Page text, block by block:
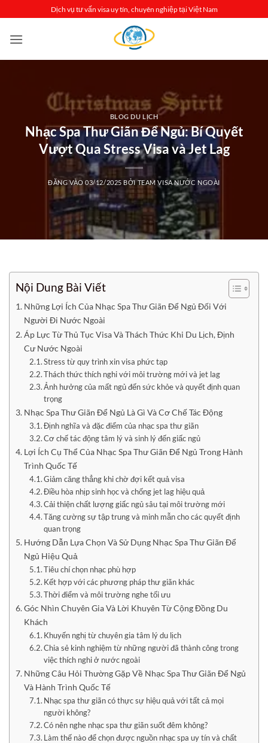
qua
nội
Dịch vụ tư vấn visa uy tín, chuyên nghiệp tại Việt Nam
BLOG DU LỊCH
Nhạc Spa Thư Giãn Để Ngủ: Bí Quyết
Vượt Qua Stress Visa và Jet Lag
ĐĂNG VÀO03/12/2025 BỞITEAM VISA NƯỚC NGOÀI
Nội Dung Bài Viết
Những Lợi Ích Của Nhạc Spa Thư Giãn Để Ngủ Đối Với
Người Đi Nước Ngoài
Áp Lực Từ Thủ Tục Visa Và Thách Thức Khi Du Lịch, Định
Cư Nước Ngoài
Stress từ quy trình xin visa phức tạp
Thách thức thích nghi với môi trường mới và jet lag
Ảnh hưởng của mất ngủ đến sức khỏe và quyết định quan
trọng
Nhạc Spa Thư Giãn Để Ngủ Là Gì Và Cơ Chế Tác Động
Định nghĩa và đặc điểm của nhạc spa thư giãn
Cơ chế tác động tâm lý và sinh lý đến giấc ngủ
Lợi Ích Cụ Thể Của Nhạc Spa Thư Giãn Để Ngủ Trong Hành
Trình Quốc Tế
Giảm căng thẳng khi chờ đợi kết quả visa
Điều hòa nhịp sinh học và chống jet lag hiệu quả
Cải thiện chất lượng giấc ngủ sâu tại môi trường mới
Tăng cường sự tập trung và minh mẫn cho các quyết định
quan trọng
Hướng Dẫn Lựa Chọn Và Sử Dụng Nhạc Spa Thư Giãn Để
Ngủ Hiệu Quả
Tiêu chí chọn nhạc phù hợp
Kết hợp với các phương pháp thư giãn khác
Thời điểm và môi trường nghe tối ưu
Góc Nhìn Chuyên Gia Và Lời Khuyên Từ Cộng Đồng Du
Khách
Khuyến nghị từ chuyên gia tâm lý du lịch
Chia sẻ kinh nghiệm từ những người đã thành công trong
việc thích nghi ở nước ngoài
Những Câu Hỏi Thường Gặp Về Nhạc Spa Thư Giãn Để Ngủ
Và Hành Trình Quốc Tế
Nhạc spa thư giãn có thực sự hiệu quả với tất cả mọi
người không?
Có nên nghe nhạc spa thư giãn suốt đêm không?
Làm thế nào để chọn được nguồn nhạc spa uy tín và chất